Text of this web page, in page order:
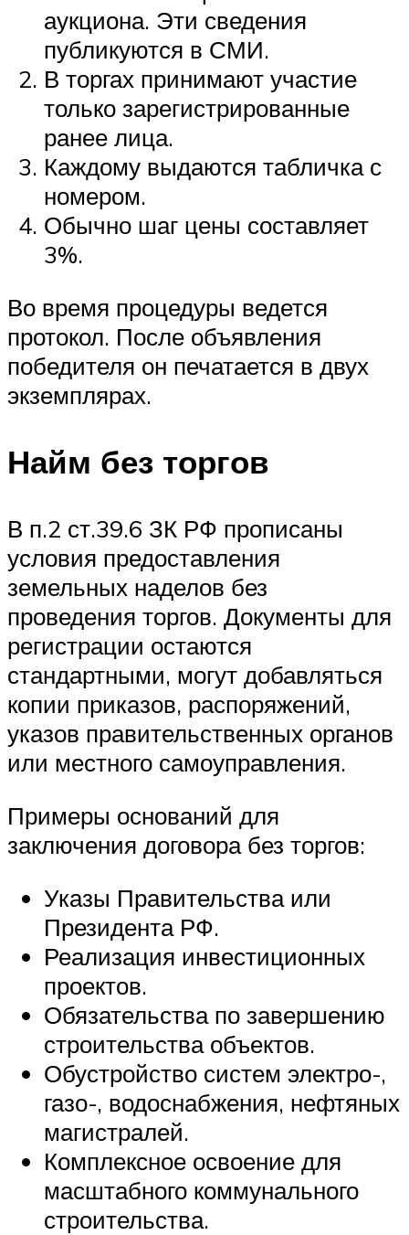
аукциона. Эти сведения
публикуются в СМИ.
В торгах принимают участие
только зарегистрированные
ранее лица.
Каждому выдаются табличка с
номером.
Обычно шаг цены составляет
3%.
Во время процедуры ведется
протокол. После объявления
победителя он печатается в двух
экземплярах.
Найм без торгов
В п.2 ст.39.6 ЗК РФ прописаны
условия предоставления
земельных наделов без
проведения торгов. Документы для
регистрации остаются
стандартными, могут добавляться
копии приказов, распоряжений,
указов правительственных органов
или местного самоуправления.
Примеры оснований для
заключения договора без торгов:
Указы Правительства или
Президента РФ.
Реализация инвестиционных
проектов.
Обязательства по завершению
строительства объектов.
Обустройство систем электро-,
газо-, водоснабжения, нефтяных
магистралей.
Комплексное освоение для
масштабного коммунального
строительства.